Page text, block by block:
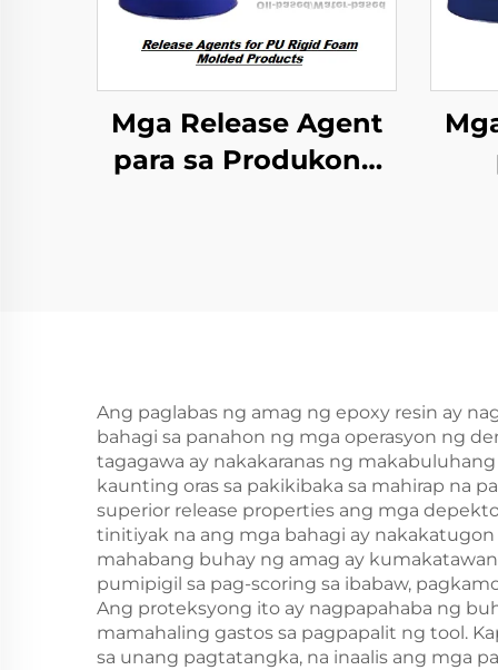
Mga Release Agent
para sa Produkong
Ang paglabas ng amag ng epoxy resin ay
bahagi sa panahon ng mga operasyon ng
tagagawa ay nakakaranas ng
kaunting oras sa pakikibaka sa mahirap na
superior release properties ang mga
tinitiyak na ang mga bahagi ay
mahabang buhay ng amag ay
pumipigil sa pag-scoring sa ibabaw,
Ang proteksyong ito ay nagpapahaba ng
mamahaling gastos sa pagpapalit ng tool.
sa unang pagtatangka, na inaalis ang mga